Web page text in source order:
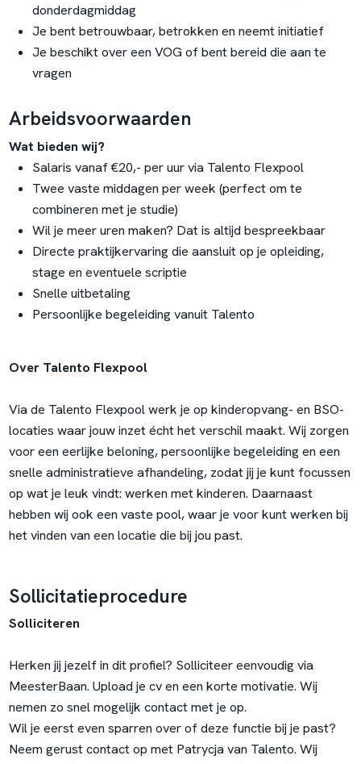
donderdagmiddag
Je bent betrouwbaar, betrokken en neemt initiatief
Je beschikt over een VOG of bent bereid die aan te
vragen
Arbeidsvoorwaarden
Wat bieden wij?
Salaris vanaf €20,- per uur via Talento Flexpool
Twee vaste middagen per week (perfect om te
combineren met je studie)
Wil je meer uren maken? Dat is altijd bespreekbaar
Directe praktijkervaring die aansluit op je opleiding,
stage en eventuele scriptie
Snelle uitbetaling
Persoonlijke begeleiding vanuit Talento
Over Talento Flexpool
Via de Talento Flexpool werk je op kinderopvang- en BSO-
locaties waar jouw inzet écht het verschil maakt. Wij zorgen
voor een eerlijke beloning, persoonlijke begeleiding en een
snelle administratieve afhandeling, zodat jij je kunt focussen
op wat je leuk vindt: werken met kinderen. Daarnaast
hebben wij ook een vaste pool, waar je voor kunt werken bij
het vinden van een locatie die bij jou past.
Sollicitatieprocedure
Solliciteren
Herken jij jezelf in dit profiel? Solliciteer eenvoudig via
MeesterBaan. Upload je cv en een korte motivatie. Wij
nemen zo snel mogelijk contact met je op.
Wil je eerst even sparren over of deze functie bij je past?
Neem gerust contact op met Patrycja van Talento. Wij